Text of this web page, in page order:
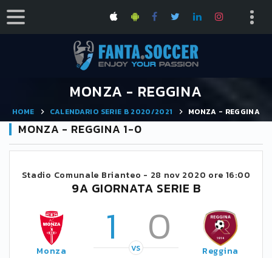
MONZA - REGGINA
HOME CALENDARIO SERIE B 2020/2021 MONZA - REGGINA
MONZA - REGGINA 1-0
Stadio Comunale Brianteo - 28 nov 2020 ore 16:00
9A GIORNATA SERIE B
Monza 1 0
VS Reggina